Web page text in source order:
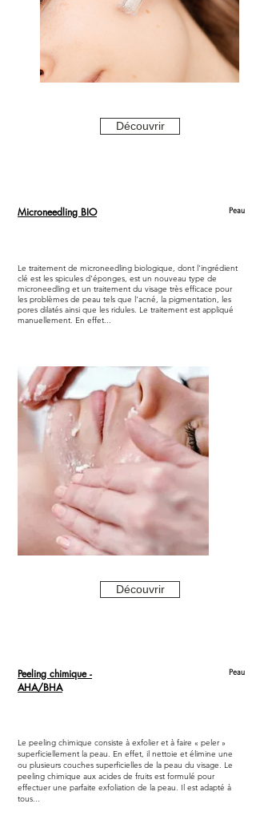
Découvrir
Microneedling BIO Peau
Le traitement de microneedling biologique, dont l'ingrédient
clé est les spicules d'éponges, est un nouveau type de
microneedling et un traitement du visage très efficace pour
les problèmes de peau tels que l'acné, la pigmentation, les
pores dilatés ainsi que les ridules. Le traitement est appliqué
manuellement. En effet...
Découvrir
Peeling chimique -
AHA/BHA
Peau
Le peeling chimique consiste à exfolier et à faire « peler »
superficiellement la peau. En effet, il nettoie et élimine une
ou plusieurs couches superficielles de la peau du visage. Le
peeling chimique aux acides de fruits est formulé pour
effectuer une parfaite exfoliation de la peau. Il est adapté à
tous...